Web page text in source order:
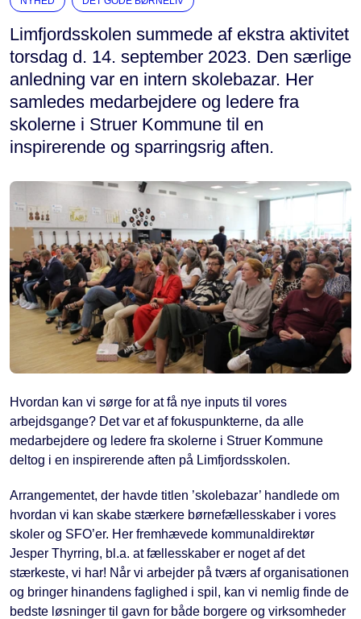
Limfjordsskolen summede af ekstra aktivitet
torsdag d. 14. september 2023. Den særlige
anledning var en intern skolebazar. Her
samledes medarbejdere og ledere fra
skolerne i Struer Kommune til en
inspirerende og sparringsrig aften.
Hvordan kan vi sørge for at få nye inputs til vores
arbejdsgange? Det var et af fokuspunkterne, da alle
medarbejdere og ledere fra skolerne i Struer Kommune
deltog i en inspirerende aften på Limfjordsskolen.
Arrangementet, der havde titlen ’skolebazar’ handlede om
hvordan vi kan skabe stærkere børnefællesskaber i vores
skoler og SFO’er. Her fremhævede kommunaldirektør
Jesper Thyrring, bl.a. at fællesskaber er noget af det
stærkeste, vi har! Når vi arbejder på tværs af organisationen
og bringer hinandens faglighed i spil, kan vi nemlig finde de
bedste løsninger til gavn for både borgere og virksomheder